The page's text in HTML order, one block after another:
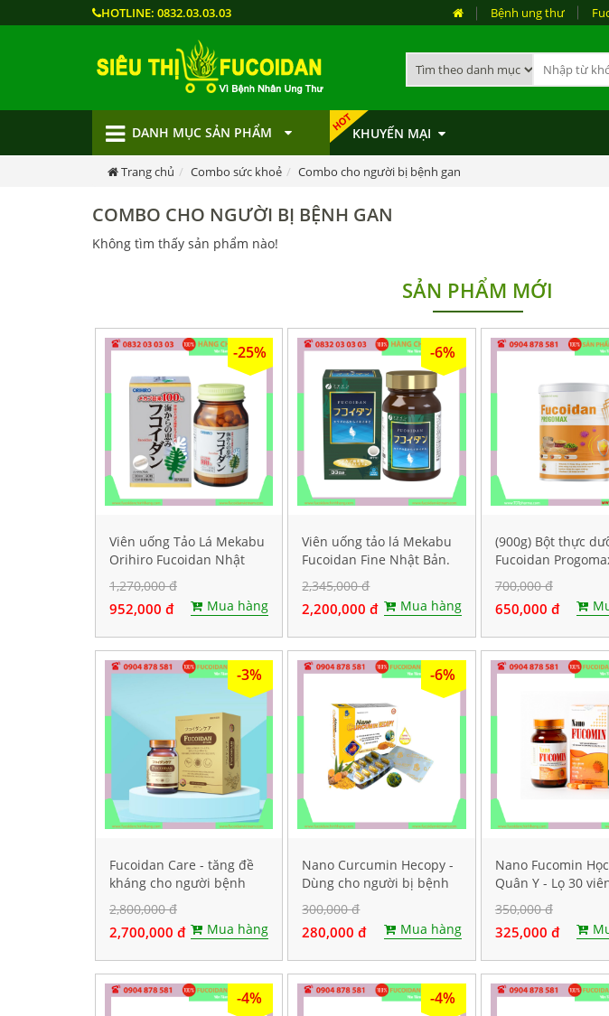
HOTLINE: 0832.03.03.03 Bệnh ung thư
DANH MỤC SẢN PHẨM KHUYẾN MẠI
Trang chủ Combo sức khoẻ Combo cho người bị bệnh gan
COMBO CHO NGƯỜI BỊ BỆNH GAN
Không tìm thấy sản phẩm nào!
SẢN PHẨM MỚI
-25%
Viên uống Tảo Lá Mekabu
Orihiro Fucoidan Nhật
Bản. Hộp 90 viên
1,270,000 đ
952,000 đ Mua hàng
-6%
Viên uống tảo lá Mekabu
Fucoidan Fine Nhật Bản.
Hộp 198 viên
2,345,000 đ
2,200,000 đ Mua hàng
(900g) Bột thực
Fucoidan
dành cho bệnh
thư
700,000 đ
650,000 đ
-3%
Fucoidan Care - tăng đề
kháng cho người bệnh
ung thư, Hộp 60 viên
nang cứng
2,800,000 đ
2,700,000 đ Mua hàng
-6%
Nano Curcumin Hecopy -
Dùng cho người bị bệnh
dạ dày. Hộp 60 viên
300,000 đ
280,000 đ Mua hàng
Nano Fucomin
Quân Y - Lọ 30
350,000 đ
325,000 đ
-4% -4%